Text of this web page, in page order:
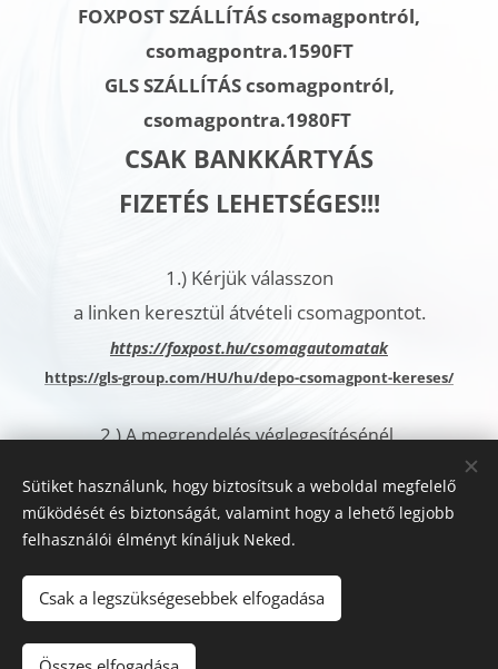
FOXPOST SZÁLLÍTÁS csomagpontról,
csomagpontra.1590FT
GLS SZÁLLÍTÁScsomagpontról,
csomagpontra.1980FT
CSAK BANKKÁRTYÁS
FIZETÉS LEHETSÉGES!!!
1.)Kérjük válasszon
a linken keresztül átvételi csomagpontot.
https://foxpost.hu/csomagautomatak
https://gls-group.com/HU/hu/depo-csomagpont-kereses/
2.)A megrendelés véglegesítésénél,
kérjük jelölje meg az
Ön által kiválasztott csomagautomata címét.
Sütiket használunk, hogy biztosítsuk a weboldal megfelelő
működését és biztonságát, valamint hogy a lehető legjobb
felhasználói élményt kínáljuk Neked.
Csak a legszükségesebbek elfogadása